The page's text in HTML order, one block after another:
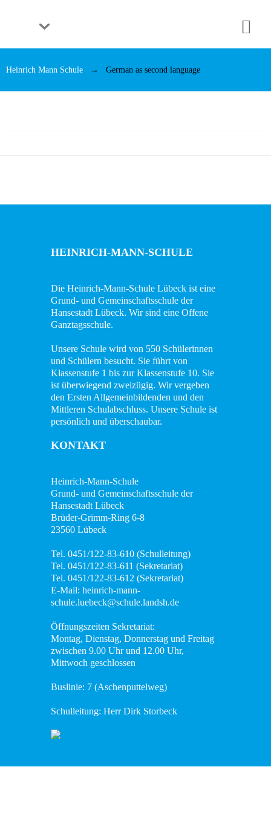
Heinrich Mann Schule German as second language
HEINRICH-MANN-SCHULE
Die Heinrich-Mann-Schule Lübeck ist eine
Grund- und Gemeinschaftsschule der
Hansestadt Lübeck. Wir sind eine Offene
Ganztagsschule.
Unsere Schule wird von 550 Schülerinnen
und Schülern besucht. Sie führt von
Klassenstufe 1 bis zur Klassenstufe 10. Sie
ist überwiegend zweizügig. Wir vergeben
den Ersten Allgemeinbildenden und den
Mittleren Schulabschluss. Unsere Schule ist
persönlich und überschaubar.
KONTAKT
Heinrich-Mann-Schule
Grund- und Gemeinschaftsschule der
Hansestadt Lübeck
Brüder-Grimm-Ring 6-8
23560 Lübeck
Tel. 0451/122-83-610 (Schulleitung)
Tel. 0451/122-83-611 (Sekretariat)
Tel. 0451/122-83-612 (Sekretariat)
E-Mail: heinrich-mann-
schule.luebeck@schule.landsh.de
Öffnungszeiten Sekretariat:
Montag, Dienstag, Donnerstag und Freitag
zwischen 9.00 Uhr und 12.00 Uhr,
Mittwoch geschlossen
Buslinie: 7 (Aschenputtelweg)
Schulleitung: Herr Dirk Storbeck